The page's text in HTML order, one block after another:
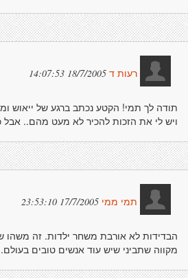
רעות ד 18/7/2005 14:07:53
תודה לך תמי! הקטע נכתב ברגע של ייאוש
ויש לי את הזכות להכיר לא מעט מהם.. אבל
תמי ממי 17/7/2005 23:53:10
הבדידות לא אורבת משחר ילדות. זה משהו
מקווה שתביני שיש עוד אנשים טובים